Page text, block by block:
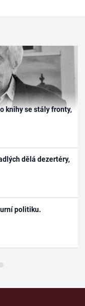
knihy se stály fronty,
dělá dezertéry,
politiku.